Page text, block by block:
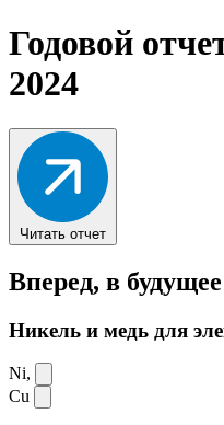
Годовой
2024
Читать отчет
Вперед, в будущее
Никель и медь для
Ni,
Cu